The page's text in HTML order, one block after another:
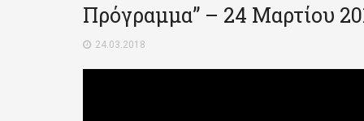
Πρόγραμμα” – 24 Μαρτίου
24.03.2018